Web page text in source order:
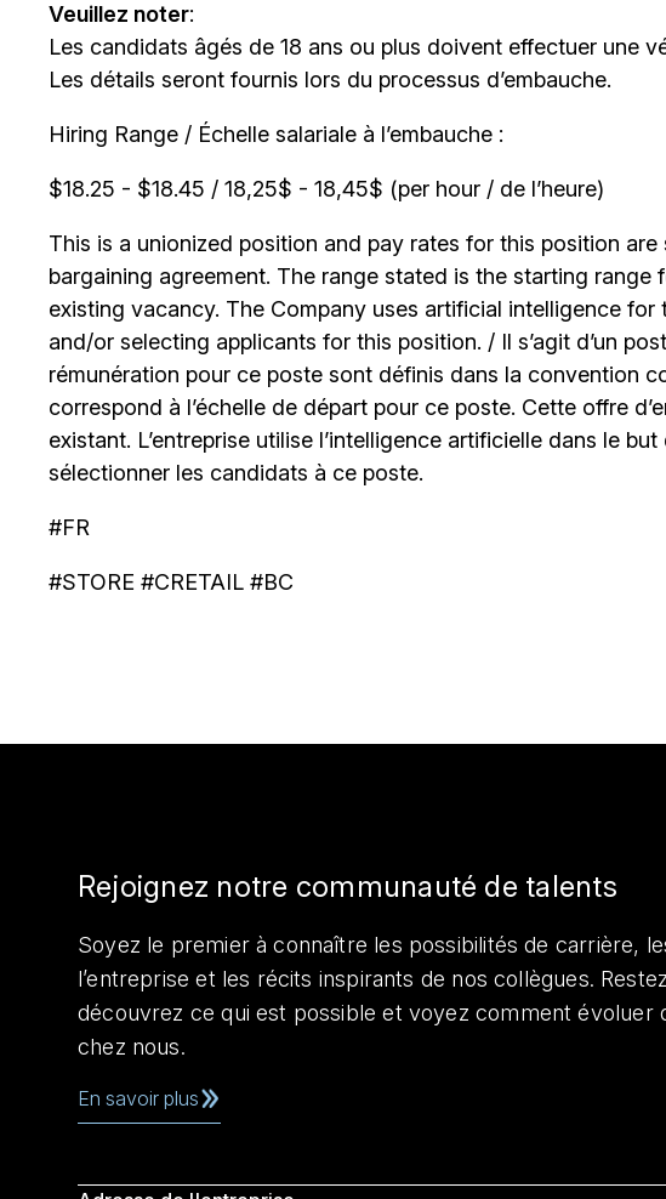
Veuillez noter:
Les candidats âgés de 18 ans ou plus doivent effectuer une
Les détails seront fournis lors du processus d’embauche.
Hiring Range / Échelle salariale à l’embauche :
$18.25 - $18.45 / 18,25$ - 18,45$ (per hour / de l’heure)
This is a unionized position and pay rates for this position
bargaining agreement. The range stated is the starting
existing vacancy. The Company uses artificial intelligence
and/or selecting applicants for this position. / Il s’agit d’un
rémunération pour ce poste sont définis dans la convention
correspond à l’échelle de départ pour ce poste. Cette offre
existant. L’entreprise utilise l’intelligence artificielle dans le
sélectionner les candidats à ce poste.
#FR
#STORE #CRETAIL #BC
Rejoignez notre communauté de talents
Soyez le premier à connaître les possibilités de carrière,
l’entreprise et les récits inspirants de nos collègues.
découvrez ce qui est possible et voyez comment évoluer
chez nous.
En savoir plus